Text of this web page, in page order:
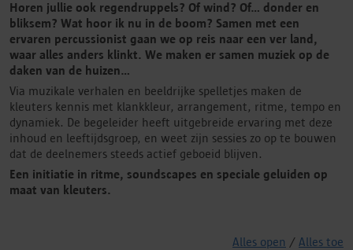
Horen jullie ook regendruppels? Of wind? Of… donder en
bliksem? Wat hoor ik nu in de boom? Samen met een
ervaren percussionist gaan we op reis naar een ver land,
waar alles anders klinkt. We maken er samen muziek op de
daken van de huizen…
Via muzikale verhalen en beeldrijke spelletjes maken de
kleuters kennis met klankkleur, arrangement, ritme, tempo en
dynamiek. De begeleider heeft uitgebreide ervaring met deze
inhoud en leeftijdsgroep, en weet zijn sessies zo op te bouwen
dat de deelnemers steeds actief geboeid blijven.
Een initiatie in ritme, soundscapes en speciale geluiden op
maat van kleuters.
Alles open / Alles toe